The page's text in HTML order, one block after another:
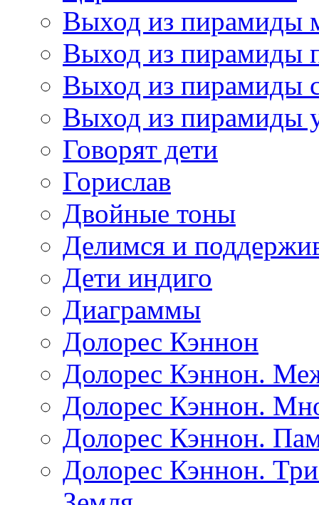
Выход из пирамиды
Выход из пирамиды
Выход из пирамиды
Выход из пирамиды
Говорят дети
Горислав
Двойные тоны
Делимся и
Дети индиго
Диаграммы
Долорес Кэннон
Долорес Кэннон.
Долорес Кэннон.
Долорес Кэннон.
Долорес Кэннон.